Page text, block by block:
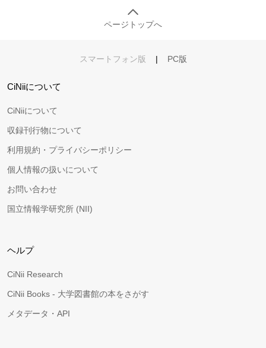
ページトップへ
スマートフォン版 | PC版
CiNiiについて
CiNiiについて
収録刊行物について
利用規約・プライバシーポリシー
個人情報の扱いについて
お問い合わせ
国立情報学研究所 (NII)
ヘルプ
CiNii Research
CiNii Books - 大学図書館の本をさがす
メタデータ・API